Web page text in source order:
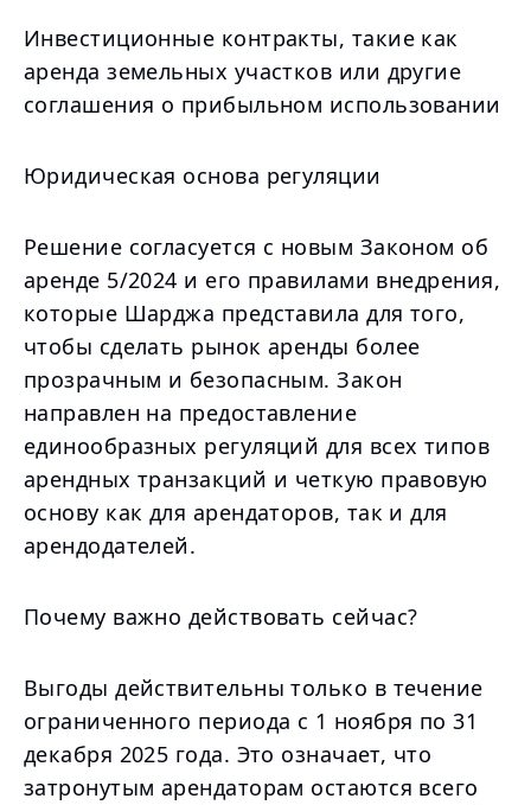
Инвестиционные контракты, такие как
аренда земельных участков или другие
соглашения о прибыльном использовании
Юридическая основа регуляции
Решение согласуется с новым Законом об
аренде 5/2024 и его правилами внедрения,
которые Шарджа представила для того,
чтобы сделать рынок аренды более
прозрачным и безопасным. Закон
направлен на предоставление
единообразных регуляций для всех типов
арендных транзакций и четкую правовую
основу как для арендаторов, так и для
арендодателей.
Почему важно действовать сейчас?
Выгоды действительны только в течение
ограниченного периода с 1 ноября по 31
декабря 2025 года. Это означает, что
затронутым арендаторам остаются всего